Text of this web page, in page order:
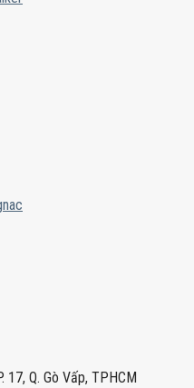
17, Q. Gò Vấp, TPHCM